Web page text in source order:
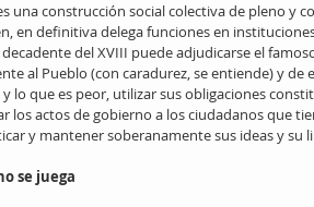
una construcción social colectiva de pleno y
en definitiva delega funciones en
del XVIII puede adjudicarse el
al Pueblo (con caradurez, se entiende) y
lo que es peor, utilizar sus obligaciones
los actos de gobierno a los ciudadanos que
y mantener soberanamente sus ideas y su
se juega